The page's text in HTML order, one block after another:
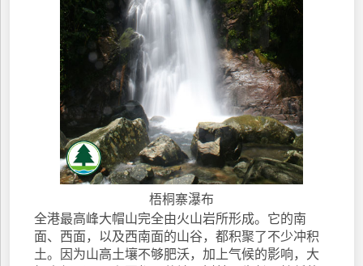
梧桐寨瀑布
全港最高峰大帽山完全由火山岩所形成。它的南
面、西面，以及西南面的山谷，都积聚了不少冲积
土。因为山高土壤不够肥沃，加上气候的影响，大